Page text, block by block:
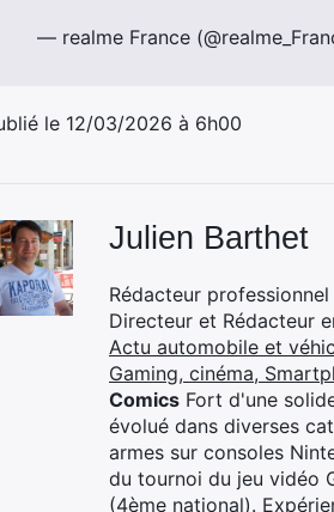
— realme France
le 12/03/2026 à 6h00
Julien Barthet
Rédacteur
Directeur et Rédacteur
Actu automobile et
Gaming, cinéma,
Comics Fort d'une
évolué dans diverses
armes sur consoles
du tournoi du jeu vidéo
(4ème national).